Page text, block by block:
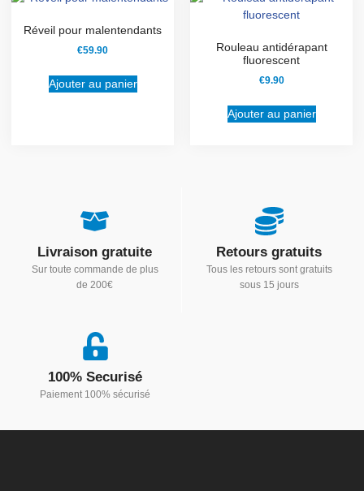
Réveil pour malentendants
€59.90
Ajouter au panier
Rouleau antidérapant
fluorescent
€9.90
Ajouter au panier
Livraison gratuite
Sur toute commande de plus
de 200€
Retours gratuits
Tous les retours sont gratuits
sous 15 jours
100% Securisé
Paiement 100% sécurisé